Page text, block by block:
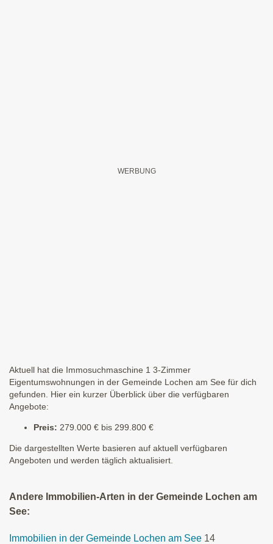
Aktuell hat die Immosuchmaschine 1 3-Zimmer
Eigentumswohnungen in der Gemeinde Lochen am See für dich
gefunden. Hier ein kurzer Überblick über die verfügbaren
Angebote:
Preis: 279.000 € bis 299.800 €
Die dargestellten Werte basieren auf aktuell verfügbaren
Angeboten und werden täglich aktualisiert.
Andere Immobilien-Arten in der Gemeinde Lochen am
See:
Immobilien in der Gemeinde Lochen am See 14